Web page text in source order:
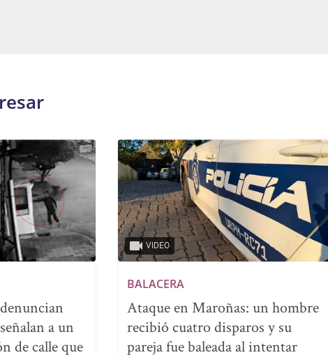
a un
de calle que
VIDEO
BALACERA
Ataque en Maroñas: un hombre
recibió cuatro disparos y su
pareja fue baleada al intentar